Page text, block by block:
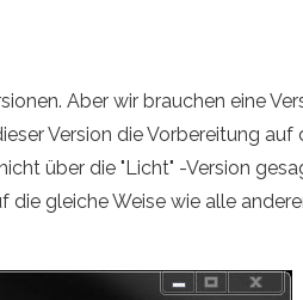
Aber wir brauchen eine
Version die Vorbereitung
über die "Licht" -Version
gleiche Weise wie alle